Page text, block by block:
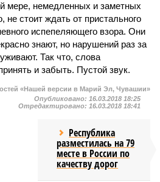
мере, немедленных и заметных
не стоит ждать от пристального
испепеляющего взора. Они
знают, но нарушений раз за
Так что, слова
и забыть. Пустой звук.
«Нашей версии в Марий Эл, Чувашии»
Опубликовано: 16.03.2018 18:25
Отредактировано: 16.03.2018 18:41
Республика
разместилась на 79
месте в России по
качеству дорог